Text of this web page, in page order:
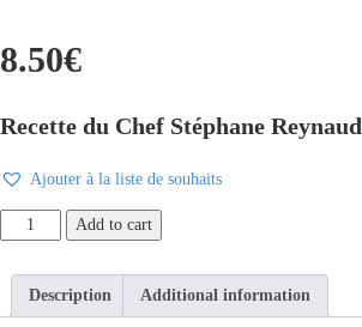
8.50€
Recette du Chef Stéphane Reynaud
Ajouter à la liste de souhaits
Verrine
"Sanglier
l'Ivrogne"
quantity
Add to cart
Description Additional information